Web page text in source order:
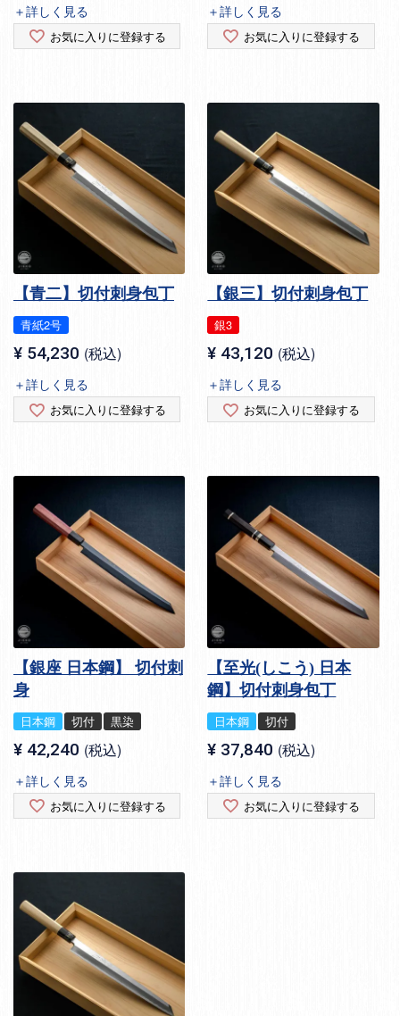
＋詳しく見る
お気に入りに登録する
＋詳しく見る
お気に入りに登録する
【青二】切付刺身包丁
青紙2号
¥ 54,230 税込
＋詳しく見る
お気に入りに登録する
【銀三】切付刺身包丁
銀3
¥ 43,120 税込
＋詳しく見る
お気に入りに登録する
【銀座 日本鋼】 切付刺
身
日本鋼 切付 黒染
¥ 42,240 税込
＋詳しく見る
お気に入りに登録する
【至光(しこう) 日本
鋼】切付刺身包丁
日本鋼 切付
¥ 37,840 税込
＋詳しく見る
お気に入りに登録する